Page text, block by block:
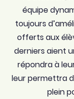
équipe
toujours
offerts aux
derniers aient
répondra à
leur permettra
plein